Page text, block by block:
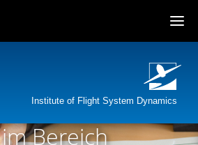
Institute of Flight System Dynamics
Bereich